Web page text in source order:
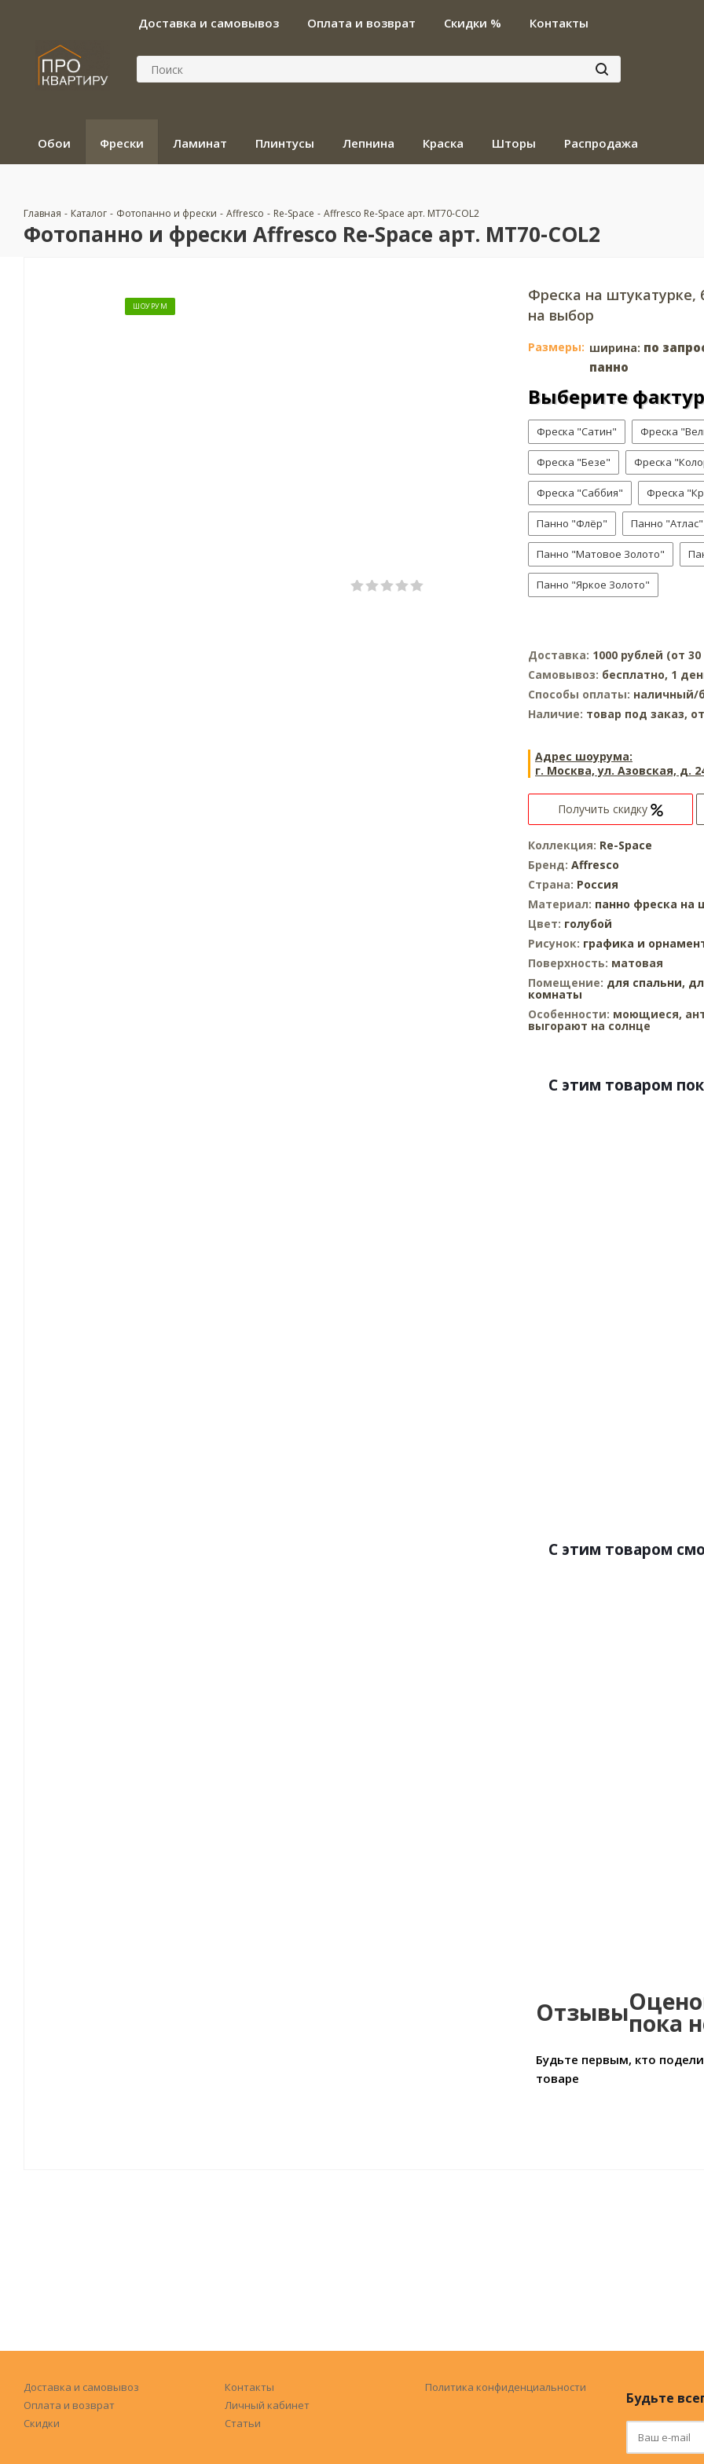
Доставка и самовывоз Оплата и возврат Скидки % Контакты
Обои Фрески Ламинат Плинтусы Лепнина Краска Шторы Распродажа
Главная - Каталог - Фотопанно и фрески - Affresco - Re-Space - Affresco Re-Space арт. MT70-COL2
Фотопанно и фрески Affresco Re-Space арт. MT70-COL2
ШОУРУМ
Фреска на
на выбор
Размеры: ширина: по
панно
Выберите
Фреска "Сатин" Фреска
Фреска "Безе" Фреска
Фреска "Саббия" Фреска
Панно "Флёр" Панно "Атлас"
Панно "Матовое Золото"
Панно "Яркое Золото"
Доставка: 1000 рублей (от
Самовывоз: бесплатно, 1
Способы оплаты: наличный/
Наличие: товар под заказ,
Адрес шоурума:
г. Москва, ул. Азовская, д.
Получить скидку
Коллекция: Re-Space
Бренд: Affresco
Страна: Россия
Материал: панно фреска на
Цвет: голубой
Рисунок: графика и
Поверхность: матовая
Помещение: для спальни,
комнаты
Особенности: моющиеся,
выгорают на солнце
C этим товаром
С этим товаром
Отзывыпока
Будьте первым, кто
товаре
Доставка и самовывоз
Оплата и возврат
Скидки
Контакты
Личный кабинет
Статьи
Политика конфиденциальности
Будьте